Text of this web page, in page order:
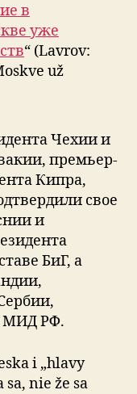
в
уже
“ (Lavrov:
už
Чехии и
премьер-
Кипра,
свое
и
БиГ, а
МИД РФ.
i „hlavy
nie že sa